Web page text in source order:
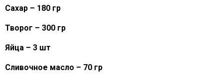
Сахар – 180 гр
Творог – 300 гр
Яйца – 3 шт
Сливочное масло – 70 гр